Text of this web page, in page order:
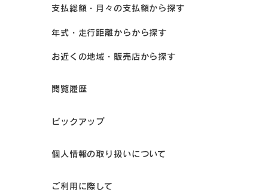
支払総額・月々の支払額から探す
年式・走行距離からから探す
お近くの地域・販売店から探す
閲覧履歴
ピックアップ
個人情報の取り扱いについて
ご利用に際して